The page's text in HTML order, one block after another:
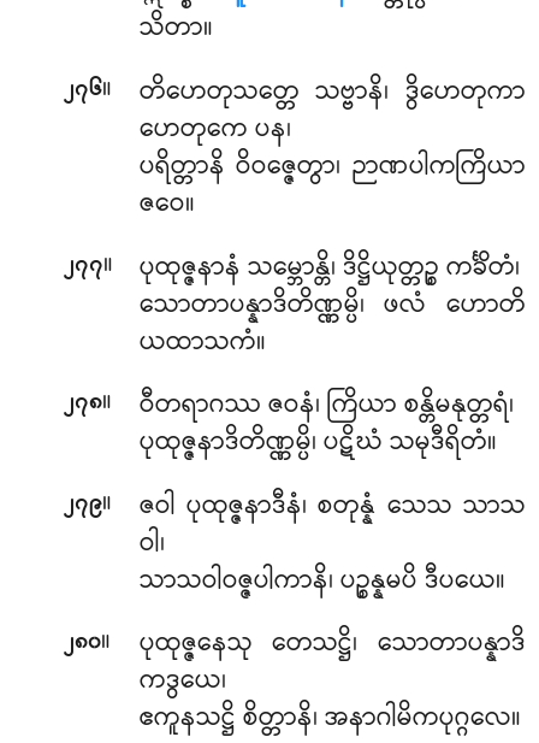
သိတာ။
၂၇၆။ တိဟေတုသတ္တေသဗ္ဗာနိ၊ ဒွိဟေတုကာ
ဟေတုကေ ပန၊
ပရိတ္တာနိ ဝိဝဇ္ဇေတွာ၊ ဉာဏပါကကြိယာ
ဇဝေ။
၂၇၇။
ပုထုဇ္ဇနာနံ သမ္ဘောန္တိ၊ ဒိဋ္ဌိယုတ္တဉ္စ ကင်္ခိတံ၊
သောတာပန္နာဒိတိဏ္ဏမ္ပိ၊ ဖလံ ဟောတိ
ယထာသကံ။
၂၇၈။
ဝီတရာဂဿ ဇဝနံ၊ ကြိယာ စန္တိမနုတ္တရံ၊
ပုထုဇ္ဇနာဒိတိဏ္ဏမ္ပိ၊ ပဋိဃံ သမုဒီရိတံ။
၂၇၉။
ဇဝါ ပုထုဇ္ဇနာဒီနံ၊ စတုန္နံ သေသ သာသ
ဝါ၊
သာသဝါဝဇ္ဇပါကာနိ၊ ပဉ္စန္နမပိ ဒီပယေ။
၂၈၀။
ပုထုဇ္ဇနေသု တေသဋ္ဌိ၊ သောတာပန္နာဒိ
ကဒွယေ၊
ဧကူနသဋ္ဌိ စိတ္တာနိ၊ အနာဂါမိကပုဂ္ဂလေ။